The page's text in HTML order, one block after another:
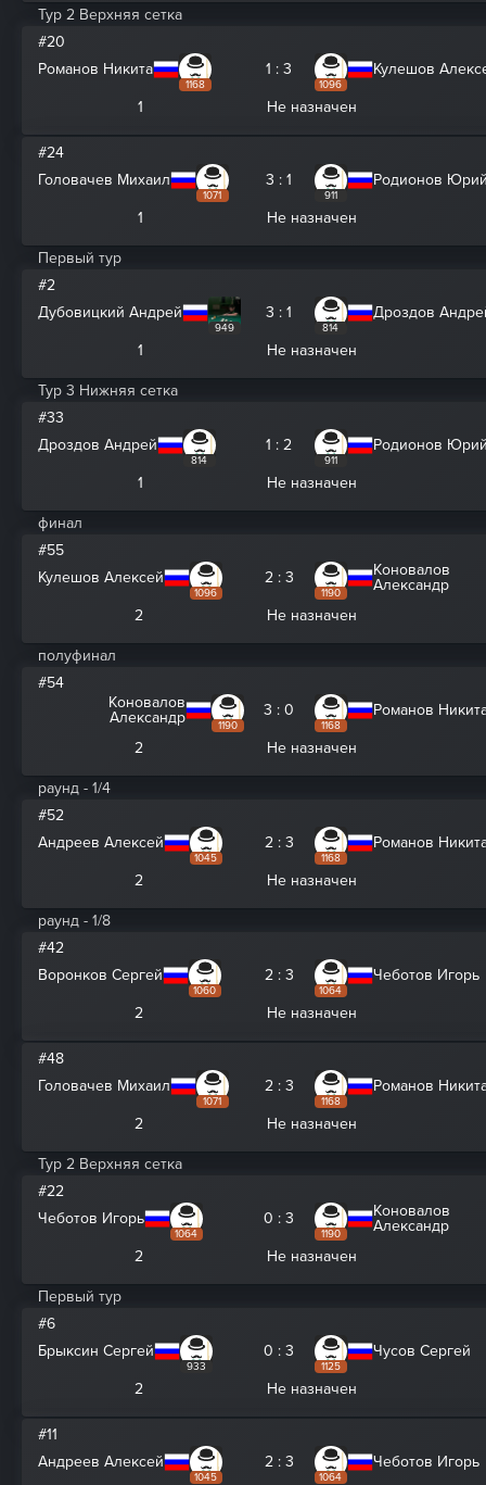
Тур 2 Верхняя сетка
#20
Романов Никита
1168
1 : 3
1096
Кулешов
1 Не назначен
#24
Головачев Михаил
1071
3 : 1
911
Родионов
1 Не назначен
Первый тур
#2
Дубовицкий Андрей
949
3 : 1
814
Дроздов
1 Не назначен
Тур 3 Нижняя сетка
#33
Дроздов Андрей
814
1 : 2
911
Родионов
1 Не назначен
финал
#55
Кулешов Алексей
1096
2 : 3
1190
Коновалов
Александр
2
Не назначен
полуфинал
#54
Коновалов
Александр
1190
3 : 0
1168
Романов
2 Не назначен
раунд - 1/4
#52
Андреев Алексей
1045
2 : 3
1168
Романов
2 Не назначен
раунд - 1/8
#42
Воронков Сергей
1060
2 : 3
1064
Чеботов Игорь
2 Не назначен
#48
Головачев Михаил
1071
2 : 3
1168
Романов
2 Не назначен
Тур 2 Верхняя сетка
#22
Чеботов Игорь
1064
0 : 3
1190
Коновалов
Александр
2
Не назначен
Первый тур
#6
Брыксин Сергей
933
0 : 3
1125
Чусов Сергей
2 Не назначен
#11
Андреев Алексей
1045
2 : 3
1064
Чеботов Игорь